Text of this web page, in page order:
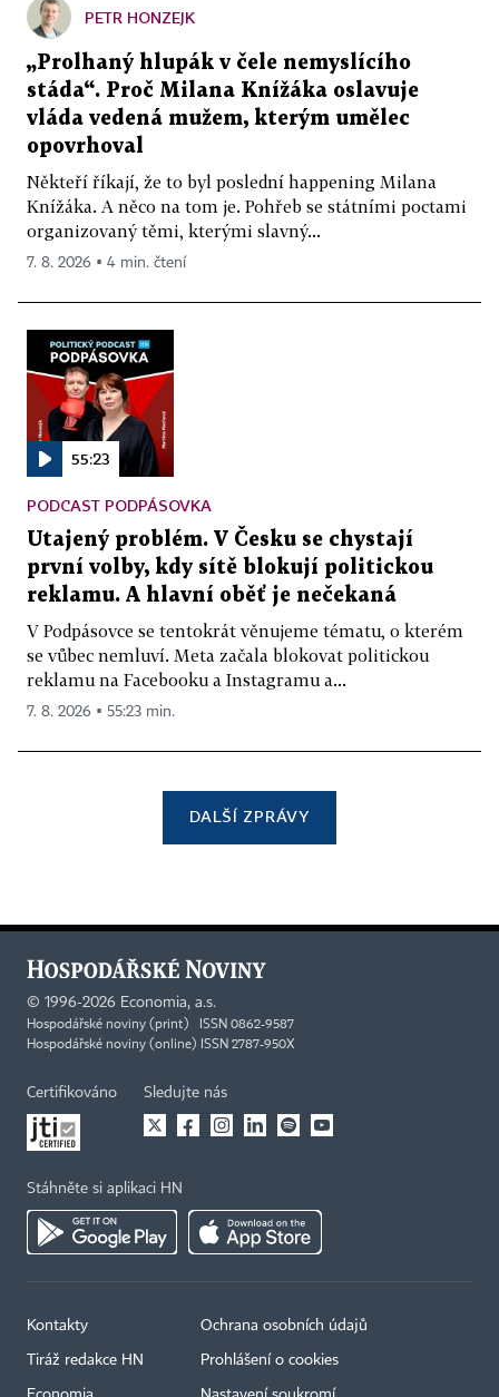
PETR HONZEJK
„Prolhaný hlupák v čele nemyslícího
stáda“. Proč Milana Knížáka oslavuje
vláda vedená mužem, kterým umělec
opovrhoval
Někteří říkají, že to byl poslední happening Milana
Knížáka. A něco na tom je. Pohřeb se státními poctami
organizovaný těmi, kterými slavný...
7. 8. 2026 ▪ 4 min. čtení
55:23
PODCAST PODPÁSOVKA
Utajený problém. V Česku se chystají
první volby, kdy sítě blokují politickou
reklamu. A hlavní oběť je nečekaná
V Podpásovce se tentokrát věnujeme tématu, o kterém
se vůbec nemluví. Meta začala blokovat politickou
reklamu na Facebooku a Instagramu a...
7. 8. 2026 ▪ 55:23 min.
DALŠÍ ZPRÁVY
© 1996-2026 Economia, a.s.
Hospodářské noviny (print) ISSN 0862-9587
Hospodářské noviny (online) ISSN 2787-950X
Certifikováno Sledujte nás
Stáhněte si aplikaci HN
Kontakty
Tiráž redakce HN
Ochrana osobních údajů
Prohlášení o cookies